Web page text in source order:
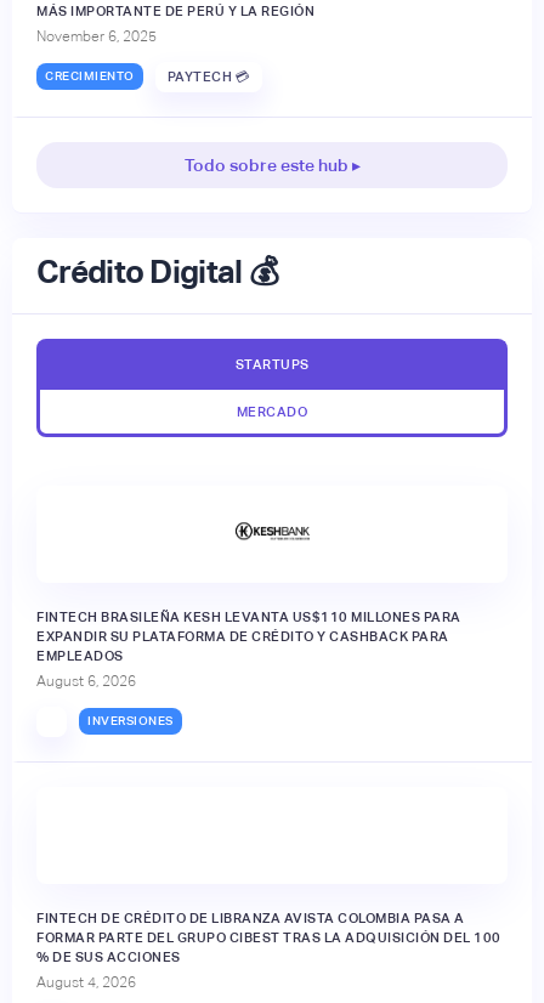
MÁS IMPORTANTE DE PERÚ Y LA REGIÓN
November 6, 2025
CRECIMIENTO PAYTECH 💳
Todo sobre este hub ▸
Crédito Digital 💰
STARTUPS
MERCADO
FINTECH BRASILEÑA KESH LEVANTA US$110 MILLONES PARA
EXPANDIR SU PLATAFORMA DE CRÉDITO Y CASHBACK PARA
EMPLEADOS
August 6, 2026
INVERSIONES
FINTECH DE CRÉDITO DE LIBRANZA AVISTA COLOMBIA PASA A
FORMAR PARTE DEL GRUPO CIBEST TRAS LA ADQUISICIÓN DEL 100
% DE SUS ACCIONES
August 4, 2026